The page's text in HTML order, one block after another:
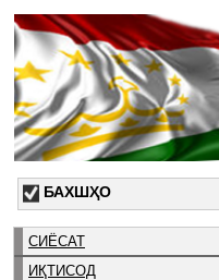
БАХШҲО
СИЁСАТ
ИҚТИСОД